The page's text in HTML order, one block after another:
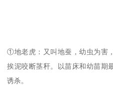
①地老虎：又叫地蚕，幼虫为害
挨泥咬断茎秆。以苗床和幼苗期
诱杀。